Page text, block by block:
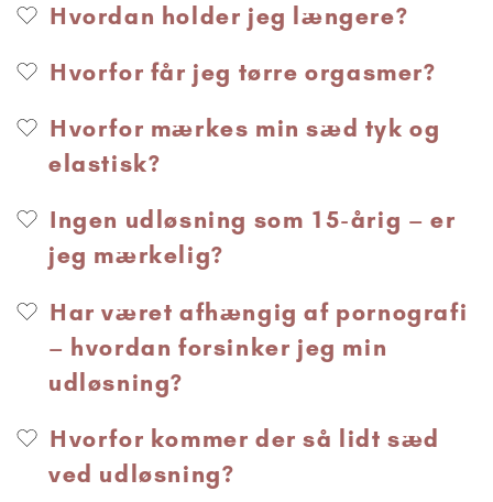
Hvordan holder jeg længere?
Hvorfor får jeg tørre orgasmer?
Hvorfor mærkes min sæd tyk og
elastisk?
Ingen udløsning som 15-årig – er
jeg mærkelig?
Har været afhængig af pornografi
– hvordan forsinker jeg min
udløsning?
Hvorfor kommer der så lidt sæd
ved udløsning?